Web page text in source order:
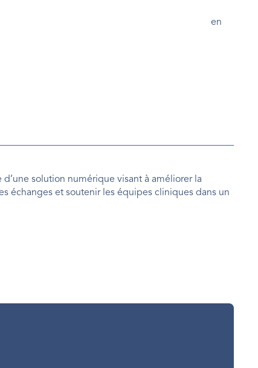
en
solution numérique visant à améliorer la
échanges et soutenir les équipes cliniques dans un